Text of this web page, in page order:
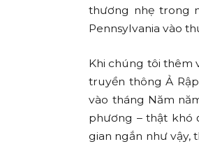
thương nhẹ trong
Pennsylvania vào
Khi chúng tôi thêm
truyền thông Ả
vào tháng Năm
phương – thật khó
gian ngắn như vậy,